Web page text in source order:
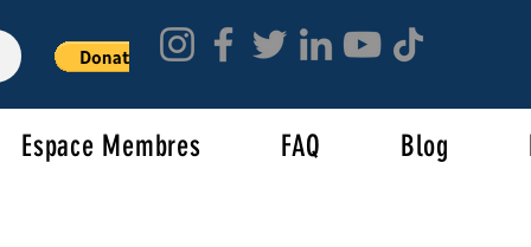
Espace Membres FAQ Blog